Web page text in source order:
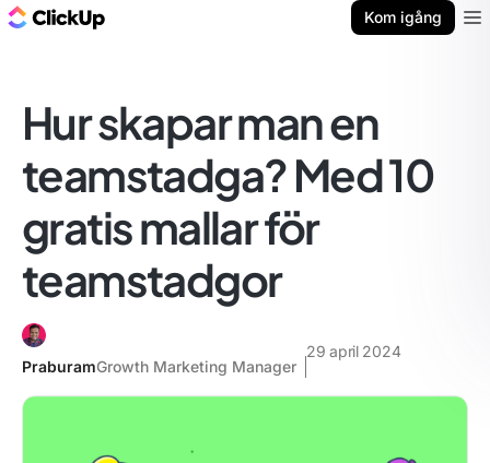
Kom igång
Hur skapar man en
teamstadga? Med 10
gratis mallar för
teamstadgor
PraburamGrowth Marketing Manager
29 april 2024